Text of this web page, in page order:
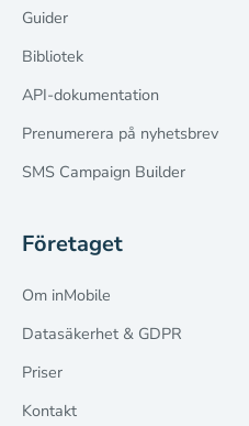
Guider
Bibliotek
API-dokumentation
Prenumerera på nyhetsbrev
SMS Campaign Builder
Företaget
Om inMobile
Datasäkerhet & GDPR
Priser
Kontakt